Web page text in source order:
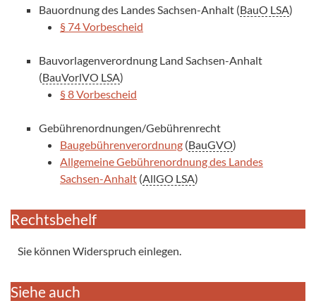
Bauordnung des Landes Sachsen-Anhalt (BauO LSA)
§ 74 Vorbescheid
Bauvorlagenverordnung Land Sachsen-Anhalt
(BauVorlVO LSA)
§ 8 Vorbescheid
Gebührenordnungen/Gebührenrecht
Baugebührenverordnung (BauGVO)
Allgemeine Gebührenordnung des Landes
Sachsen-Anhalt (AllGO LSA)
Rechtsbehelf
Sie können Widerspruch einlegen.
Siehe auch